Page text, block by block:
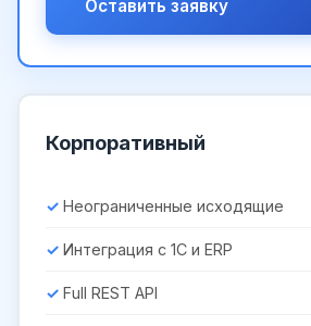
Оставить заявку
Корпоративный
Неограниченные исходящие
Интеграция с 1С и ERP
Full REST API